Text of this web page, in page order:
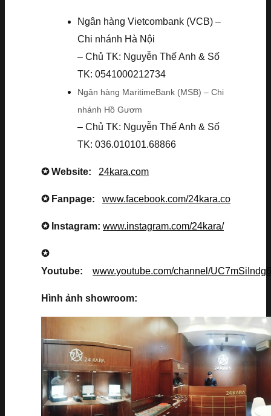
Ngân hàng Vietcombank (VCB) –
Chi nhánh Hà Nội
– Chủ TK: Nguyễn Thế Anh & Số
TK: 0541000212734
Ngân hàng MaritimeBank (MSB) – Chi
nhánh Hồ Gươm
– Chủ TK: Nguyễn Thế Anh & Số
TK: 036.010101.68866
✪ Website: 24kara.com
✪ Fanpage: www.facebook.com/24kara.co
✪ Instagram: www.instagram.com/24kara/
✪
Youtube: www.youtube.com/channel/
Hình ảnh showroom: